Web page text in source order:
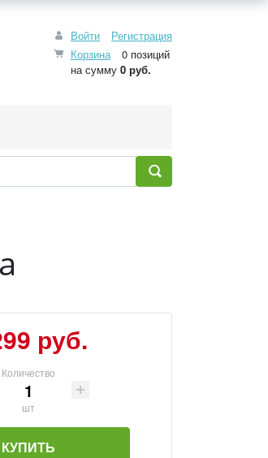
Войти
Регистрация
Корзина
0 позиций
на сумму 0 руб.
руб.
Количество
шт
КУПИТЬ